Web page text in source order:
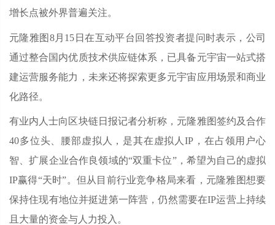
增长点被外界普遍关注。
元隆雅图8月15日在互动平台回答投资者提问时表示，公司
通过整合国内优质技术供应链体系，已具备元宇宙一站式搭
建运营服务能力，未来还将探索更多元宇宙应用场景和商业
化路径。
有业内人士向区块链日报记者分析称，元隆雅图签约及合作
40多位头、腰部虚拟人，是其在虚拟人IP，在占领用户心
智、扩展企业合作良领域的“双重卡位”，希望为自己的虚拟
IP赢得“天时”。但从目前行业竞争格局来看，元隆雅图想要
保持住现有地位并挺进第一阵营，仍然需要在IP运营上持续
且大量的资金与人力投入。